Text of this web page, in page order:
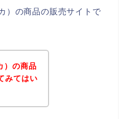
）の商品の販売サイトで
）の商品
みてはい